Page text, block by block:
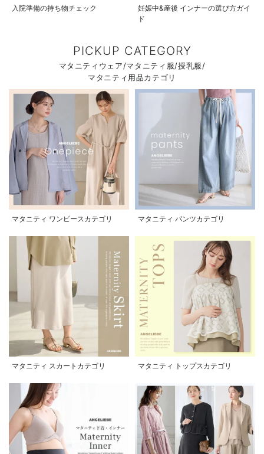
入院準備の持ち物チェック
妊娠中&産後 インナーの選び方ガイ
ド
PICKUP CATEGORY
マタニティウェア/マタニティ服/授乳服/
マタニティ用品カテゴリ
マタニティ ワンピースカテゴリ マタニティ パンツカテゴリ
マタニティ スカートカテゴリ マタニティ トップスカテゴリ